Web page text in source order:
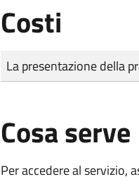
Costi
Tipo di pagamento
Importo
La presentazione della
Cosa serve
Per accedere al servizio,